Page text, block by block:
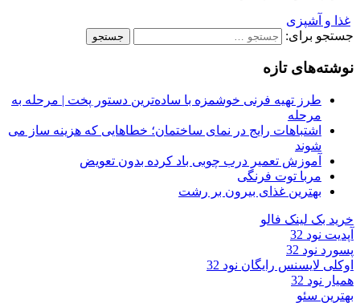
غذا و آشپزی
جستجو برای:
نوشته‌های تازه
طرز تهیه فرنی خوشمزه با ساده‌ترین دستور پخت | مرحله به
مرحله
اشتباهات رایج در نمای ساختمان؛ خطاهایی که هزینه ساز می
شوند
آموزش تعمیر درب چوبی باد کرده بدون تعویض
مربا توت فرنگی
بهترین غذای بیرون بر رشت
خرید بک لینک فالو
آپدیت نود 32
پسورد نود 32
اوکلی لایسنس رایگان نود 32
همیار نود 32
بهترین سئو